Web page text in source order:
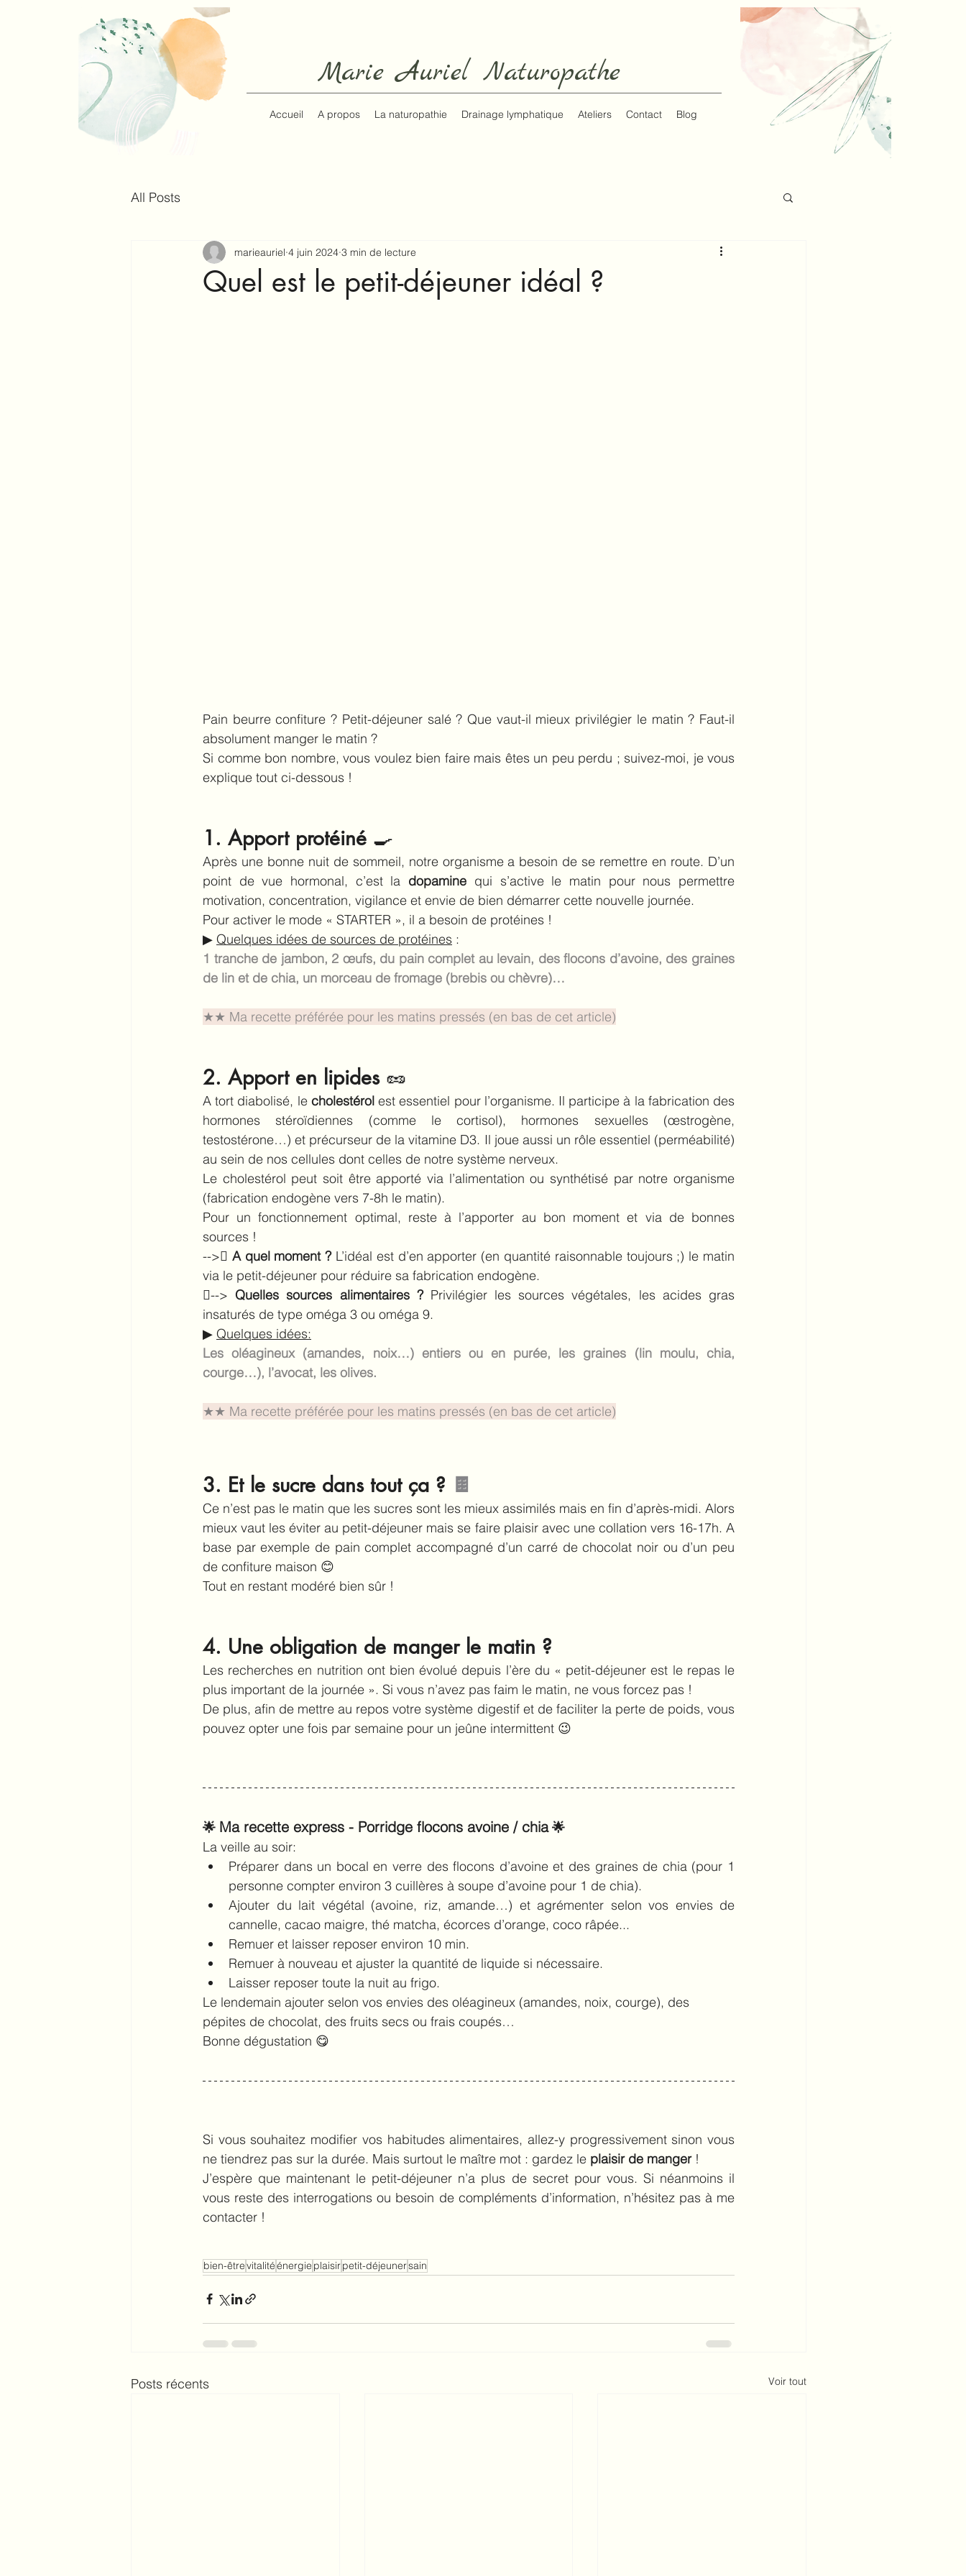
Marie Auriel Naturopathe
Accueil A propos La naturopathie Drainage lymphatique Ateliers Contact Blog
All Posts
Quel est le petit-déjeuner idéal ?
marieauriel 4 juin 2024 3 min de lecture
Pain beurre confiture ? Petit-déjeuner salé ? Que vaut-il mieux privilégier le matin ? Faut-il
absolument manger le matin ?
Si comme bon nombre, vous voulez bien faire mais êtes un peu perdu ; suivez-moi, je vous
explique tout ci-dessous !
1. Apport protéiné 🍳
Après une bonne nuit de sommeil, notre organisme a besoin de se remettre en route. D’un
point de vue hormonal, c’est la dopamine qui s’active le matin pour nous permettre
motivation, concentration, vigilance et envie de bien démarrer cette nouvelle journée.
Pour activer le mode « STARTER », il a besoin de protéines !
▶︎ Quelques idées de sources de protéines :
1 tranche de jambon, 2 œufs, du pain complet au levain, des flocons d’avoine, des graines
de lin et de chia, un morceau de fromage (brebis ou chèvre)…
★★ Ma recette préférée pour les matins pressés (en bas de cet article)
2. Apport en lipides 🥜
A tort diabolisé, le cholestérol est essentiel pour l’organisme. Il participe à la fabrication des
hormones stéroïdiennes (comme le cortisol), hormones sexuelles (œstrogène,
testostérone…) et précurseur de la vitamine D3. Il joue aussi un rôle essentiel (perméabilité)
au sein de nos cellules dont celles de notre système nerveux.
Le cholestérol peut soit être apporté via l’alimentation ou synthétisé par notre organisme
(fabrication endogène vers 7-8h le matin).
Pour un fonctionnement optimal, reste à l’apporter au bon moment et via de bonnes
sources !
--> A quel moment ? L’idéal est d’en apporter (en quantité raisonnable toujours ;) le matin
via le petit-déjeuner pour réduire sa fabrication endogène.
--> Quelles sources alimentaires ? Privilégier les sources végétales, les acides gras
insaturés de type oméga 3 ou oméga 9.
▶︎ Quelques idées:
Les oléagineux (amandes, noix…) entiers ou en purée, les graines (lin moulu, chia,
courge…), l’avocat, les olives.
★★ Ma recette préférée pour les matins pressés (en bas de cet article)
3. Et le sucre dans tout ça ? 🍫
Ce n’est pas le matin que les sucres sont les mieux assimilés mais en fin d’après-midi. Alors
mieux vaut les éviter au petit-déjeuner mais se faire plaisir avec une collation vers 16-17h. A
base par exemple de pain complet accompagné d’un carré de chocolat noir ou d’un peu
de confiture maison 😊
Tout en restant modéré bien sûr !
4. Une obligation de manger le matin ?
Les recherches en nutrition ont bien évolué depuis l’ère du « petit-déjeuner est le repas le
plus important de la journée ». Si vous n’avez pas faim le matin, ne vous forcez pas !
De plus, afin de mettre au repos votre système digestif et de faciliter la perte de poids, vous
pouvez opter une fois par semaine pour un jeûne intermittent 😉
🌟 Ma recette express - Porridge flocons avoine / chia 🌟
La veille au soir:
Préparer dans un bocal en verre des flocons d’avoine et des graines de chia (pour 1
personne compter environ 3 cuillères à soupe d’avoine pour 1 de chia).
Ajouter du lait végétal (avoine, riz, amande…) et agrémenter selon vos envies de
cannelle, cacao maigre, thé matcha, écorces d’orange, coco râpée...
Remuer et laisser reposer environ 10 min.
Remuer à nouveau et ajuster la quantité de liquide si nécessaire.
Laisser reposer toute la nuit au frigo.
Le lendemain ajouter selon vos envies des oléagineux (amandes, noix, courge), des
pépites de chocolat, des fruits secs ou frais coupés…
Bonne dégustation 😋
Si vous souhaitez modifier vos habitudes alimentaires, allez-y progressivement sinon vous
ne tiendrez pas sur la durée. Mais surtout le maître mot : gardez le plaisir de manger !
J’espère que maintenant le petit-déjeuner n’a plus de secret pour vous. Si néanmoins il
vous reste des interrogations ou besoin de compléments d’information, n’hésitez pas à me
contacter !
bien-êtrevitalitéénergie plaisirpetit-déjeunersain
Posts récents Voir tout